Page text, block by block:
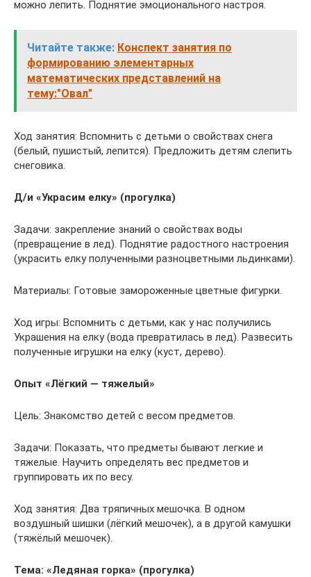
можно лепить. Поднятие эмоционального настроя.
Читайте также: Конспект занятия по
формированию элементарных
математических представлений на
тему:"Овал"
Ход занятия: Вспомнить с детьми о свойствах снега
(белый, пушистый, лепится). Предложить детям слепить
снеговика.
Д/и «Украсим елку» (прогулка)
Задачи: закрепление знаний о свойствах воды
(превращение в лед). Поднятие радостного настроения
(украсить елку полученными разноцветными льдинками).
Материалы: Готовые замороженные цветные фигурки.
Ход игры: Вспомнить с детьми, как у нас получились
Украшения на елку (вода превратилась в лед). Развесить
полученные игрушки на елку (куст, дерево).
Опыт «Лёгкий — тяжелый»
Цель: Знакомство детей с весом предметов.
Задачи: Показать, что предметы бывают легкие и
тяжелые. Научить определять вес предметов и
группировать их по весу.
Ход занятия: Два тряпичных мешочка. В одном
воздушный шишки (лёгкий мешочек), а в другой камушки
(тяжёлый мешочек).
Тема: «Ледяная горка» (прогулка)